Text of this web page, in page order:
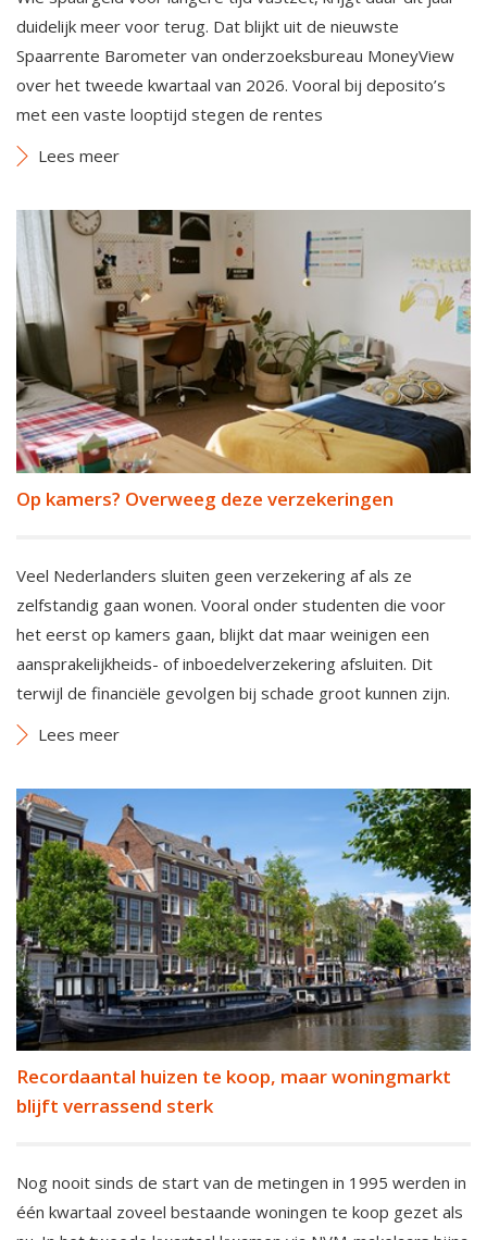
duidelijk meer voor terug. Dat blijkt uit de nieuwste
Spaarrente Barometer van onderzoeksbureau MoneyView
over het tweede kwartaal van 2026. Vooral bij deposito’s
met een vaste looptijd stegen de rentes
Lees meer
Op kamers? Overweeg deze verzekeringen
Veel Nederlanders sluiten geen verzekering af als ze
zelfstandig gaan wonen. Vooral onder studenten die voor
het eerst op kamers gaan, blijkt dat maar weinigen een
aansprakelijkheids- of inboedelverzekering afsluiten. Dit
terwijl de financiële gevolgen bij schade groot kunnen zijn.
Lees meer
Recordaantal huizen te koop, maar woningmarkt
blijft verrassend sterk
Nog nooit sinds de start van de metingen in 1995 werden in
één kwartaal zoveel bestaande woningen te koop gezet als